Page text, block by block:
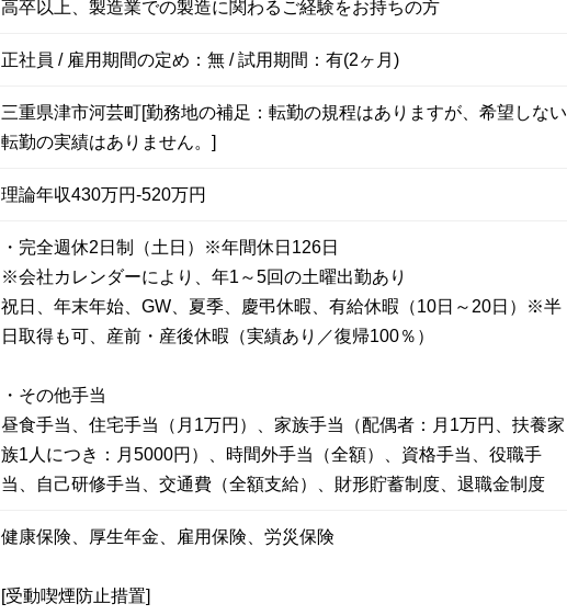
高卒以上、製造業での製造に関わるご経験をお持ちの方
正社員 / 雇用期間の定め：無 / 試用期間：有(2ヶ月)
三重県津市河芸町[勤務地の補足：転勤の規程はありますが、希望しない
転勤の実績はありません。]
理論年収430万円-520万円
・完全週休2日制（土日）※年間休日126日
※会社カレンダーにより、年1～5回の土曜出勤あり
祝日、年末年始、GW、夏季、慶弔休暇、有給休暇（10日～20日）※半
日取得も可、産前・産後休暇（実績あり／復帰100％）
・その他手当
昼食手当、住宅手当（月1万円）、家族手当（配偶者：月1万円、扶養家
族1人につき：月5000円）、時間外手当（全額）、資格手当、役職手
当、自己研修手当、交通費（全額支給）、財形貯蓄制度、退職金制度
健康保険、厚生年金、雇用保険、労災保険
[受動喫煙防止措置]